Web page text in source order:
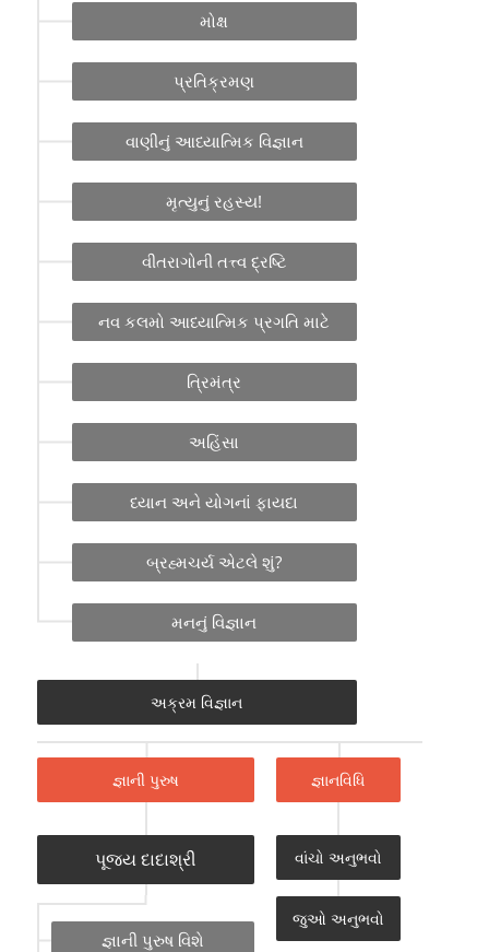
મોક્ષ
પ્રતિક્રમણ
વાણીનું આધ્યાત્મિક વિજ્ઞાન
મૃત્યુનું રહસ્ય!
વીતરાગોની તત્ત્વ દ્રષ્ટિ
નવ કલમો આધ્યાત્મિક પ્રગતિ માટે
ત્રિમંત્ર
અહિંસા
ધ્યાન અને યોગનાં ફાયદા
બ્રહ્મચર્ય એટલે શું?
મનનું વિજ્ઞાન
અક્રમ વિજ્ઞાન
જ્ઞાની પુરુષ
પૂજ્ય દાદાશ્રી
જ્ઞાની પુરુષ વિશે
જ્ઞાનવિધિ
વાંચો અનુભવો
જુઓ અનુભવો